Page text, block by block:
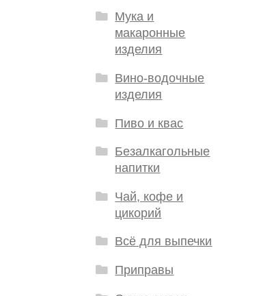
Мука и
макаронные
изделия
Вино-водочные
изделия
Пиво и квас
Безалкагольные
напитки
Чай, кофе и
цикорий
Всё для выпечки
Приправы